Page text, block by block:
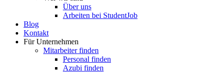
Über uns
Arbeiten bei StudentJob
Blog
Kontakt
Für Unternehmen
Mitarbeiter finden
Personal finden
Azubi finden